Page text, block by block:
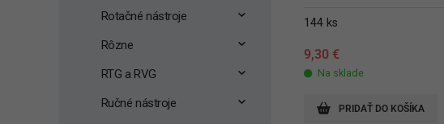
144 ks
9,30 €
Na sklade
PRIDAŤ DO KOŠÍKA
Rotačné nástroje
Rôzne
RTG a RVG
Ručné nástroje